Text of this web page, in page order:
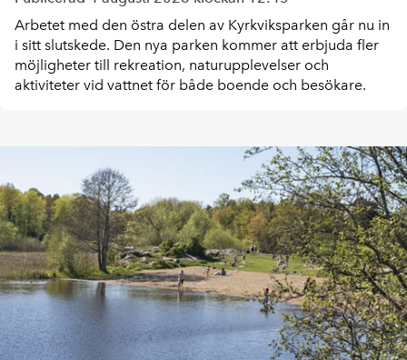
Arbetet med den östra delen av Kyrkviksparken går nu in
i sitt slutskede. Den nya parken kommer att erbjuda fler
möjligheter till rekreation, naturupplevelser och
aktiviteter vid vattnet för både boende och besökare.